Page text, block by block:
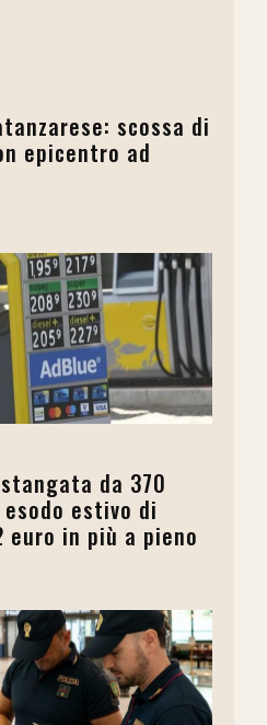
scossa di
epicentro ad
da 370
estivo di
in più a pieno